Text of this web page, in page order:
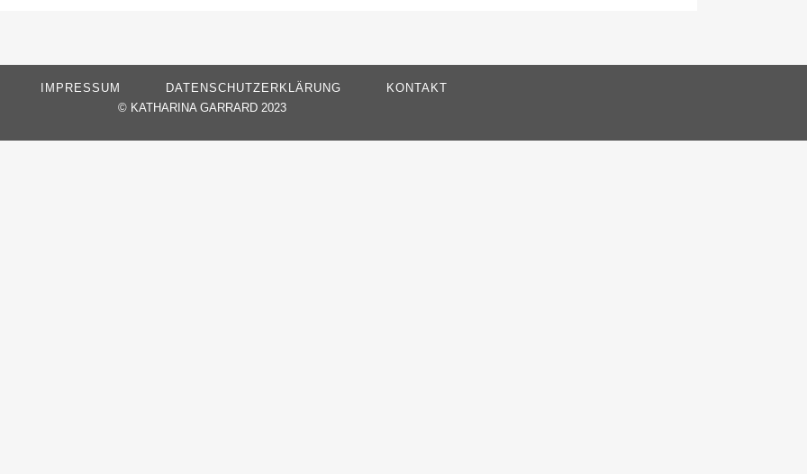
IMPRESSUM DATENSCHUTZERKLÄRUNG
KONTAKT
© KATHARINA GARRARD 2023